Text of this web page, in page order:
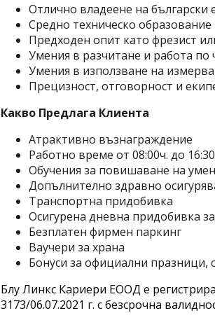
Отлично владеене на
Средно техническо образование
Предходен опит като фрезист
Умения в разчитане и работа
Умения в използване на
Прецизност, отговорност и
Какво Предлага Клиента
Атрактивно възнаграждение
Работно време от 08:00ч. до
Обучения за повишаване на
Допълнително здравно
Транспортна придобивка
Осигурена дневна придобивка
Безплатен фирмен паркинг
Ваучери за храна
Бонуси за официални празници,
Блу Линкс Кариери ЕООД е
3173/06.07.2021 г. с безсрочна